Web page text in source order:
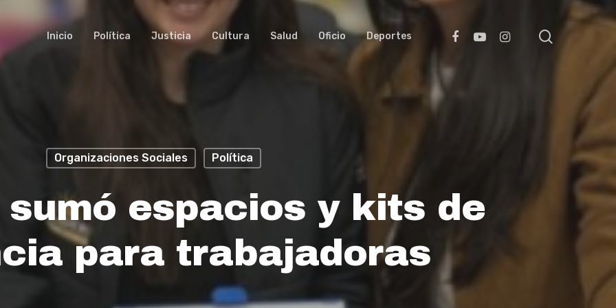
Inicio Política Justicia Cultura Salud Oficio Deportes facebookyoutubeinstagram
Organizaciones Sociales Política
sumó espacios y kits de
para trabajadoras